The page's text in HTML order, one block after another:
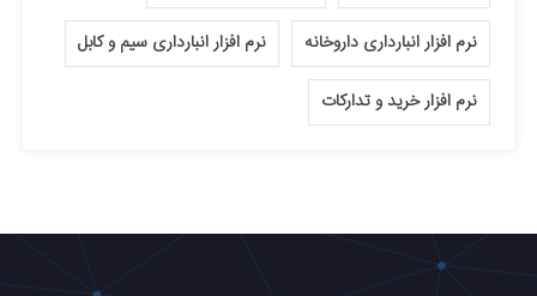
نرم افزار انبارداری داروخانه نرم افزار انبارداری سیم و کابل
نرم افزار خرید و تدارکات